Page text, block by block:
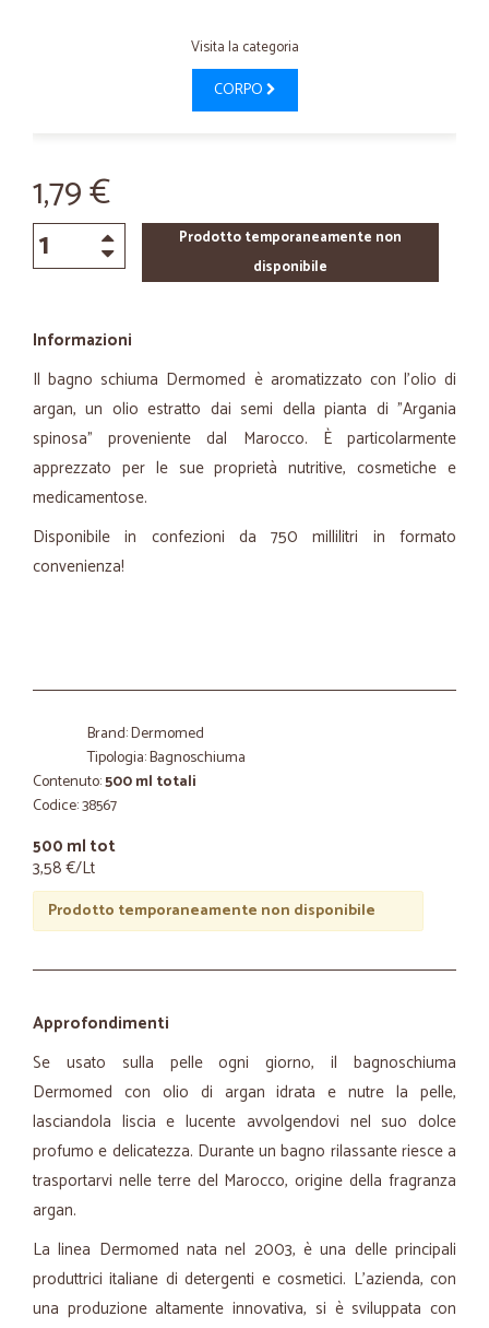
Visita la categoria
CORPO
1,79 €
Prodotto temporaneamente non
disponibile
Informazioni
Il bagno schiuma Dermomed è aromatizzato con l'olio di
argan, un olio estratto dai semi della pianta di "Argania
spinosa" proveniente dal Marocco. È particolarmente
apprezzato per le sue proprietà nutritive, cosmetiche e
medicamentose.
Disponibile in confezioni da 750 millilitri in formato
convenienza!
Brand: Dermomed
Tipologia: Bagnoschiuma
Contenuto:500 ml totali
Codice: 38567
500 ml tot
3,58 €/Lt
Prodotto temporaneamente non disponibile
Approfondimenti
Se usato sulla pelle ogni giorno, il bagnoschiuma
Dermomed con olio di argan idrata e nutre la pelle,
lasciandola liscia e lucente avvolgendovi nel suo dolce
profumo e delicatezza. Durante un bagno rilassante riesce a
trasportarvi nelle terre del Marocco, origine della fragranza
argan.
La linea Dermomed nata nel 2003, è una delle principali
produttrici italiane di detergenti e cosmetici. L’azienda, con
una produzione altamente innovativa, si è sviluppata con